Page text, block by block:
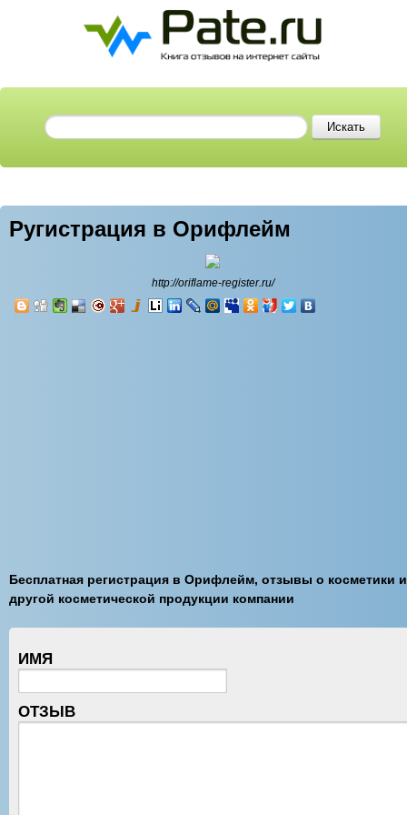
Ругистрация в Орифлейм
http://oriflame-register.ru/
Бесплатная регистрация в Орифлейм, отзывы о косметики и
другой косметической продукции компании
ИМЯ
ОТЗЫВ